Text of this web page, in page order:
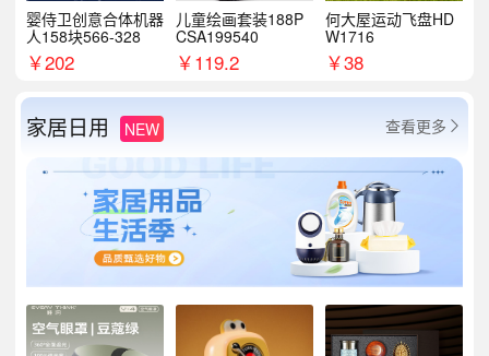
婴侍卫创意合体机器
人158块566-328
￥202
儿童绘画套装188P
CSA199540
￥119.2
何大屋运动飞盘HD
W1716
￥38
家居日用 NEW 查看更多 